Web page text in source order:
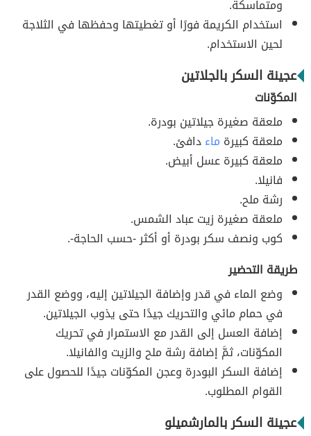
ومتماسكة.
استخدام الكريمة فورًا أو تغطيتها وحفظها في الثلاجة
لحين الاستخدام.
عجينة السكر بالجلاتين
المكوّنات
ملعقة صغيرة جيلاتين بودرة.
ملعقة كبيرة ماءدافئ.
ملعقة كبيرة عسل أبيض.
فانيلا.
رشة ملح.
ملعقة صغيرة زيت عباد الشمس.
كوب ونصف سكر بودرة أو أكثر -حسب الحاجة-.
طريقة التحضير
وضع الماء في قدر وإضافة الجيلاتين إليه، ووضع القدر
في حمام مائي والتحريك جيدًا حتى يذوب الجيلاتين.
إضافة العسل إلى القدر مع الاستمرار في تحريك
المكوّنات، ثمَّ إضافة رشة ملح والزيت والفانيلا.
إضافة السكر البودرة وعجن المكوّنات جيدًا للحصول على
القوام المطلوب.
عجينة السكر بالمارشميلو